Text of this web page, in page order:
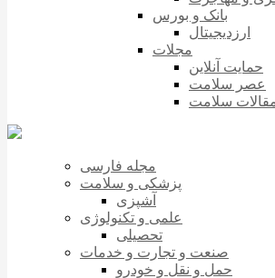
بانک و بورس
ارزدیجیتال
مجلات
حمایت آنلاین
عصر سلامت
سلامت
مجله فارسی
پزشکی و سلامت
آشپزی
علمی و تکنولوژی
تحصیلی
صنعت و تجارت و خدمات
حمل و نقل و خودرو